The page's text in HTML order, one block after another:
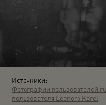
Источники:
Фотографии пользователей
пользователя Leonoro Karel